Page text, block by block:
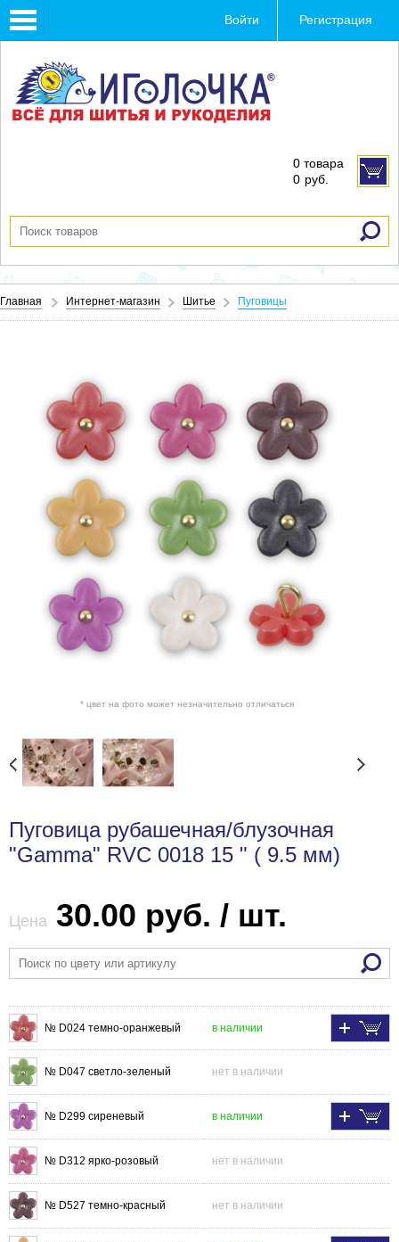
Toggle
navigation
Войти Регистрация
0 товара
0 руб.
Главная Интернет-магазин Шитье Пуговицы
* цвет на фото может незначительно отличаться
Пуговица рубашечная/блузочная
"Gamma" RVC 0018 15 " ( 9.5 мм)
Цена 30.00 руб. / шт.
№ D024 темно-оранжевый в наличии
№ D047 светло-зеленый нет в наличии
№ D299 сиреневый в наличии
№ D312 ярко-розовый нет в наличии
№ D527 темно-красный нет в наличии